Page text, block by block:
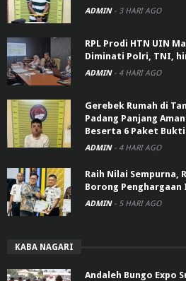
ADMIN - 3 HARI AGO
RPL Prodi HTN UIN
Diminati Polri, TNI,
ADMIN - 4 HARI AGO
Gerebek Rumah di
Padang Panjang
Beserta 6 Paket Bukti
ADMIN - 4 HARI AGO
Raih Nilai Sempurna,
Borong Penghargaan
ADMIN - 5 HARI AGO
KABA NAGARI
Andaleh Bungo Expo